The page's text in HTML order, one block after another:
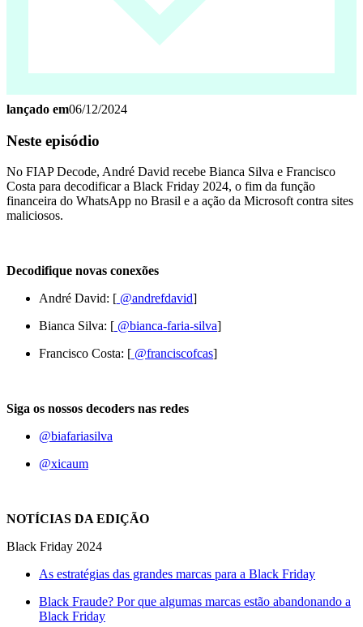
lançado em06/12/2024
Neste episódio
No FIAP Decode, André David recebe Bianca Silva e Francisco
Costa para decodificar a Black Friday 2024, o fim da função
financeira do WhatsApp no Brasil e a ação da Microsoft contra sites
maliciosos.
Decodifique novas conexões
André David: [ @andrefdavid]
Bianca Silva: [ @bianca-faria-silva]
Francisco Costa: [ @franciscofcas]
Siga os nossos decoders nas redes
@biafariasilva
@xicaum
NOTÍCIAS DA EDIÇÃO
Black Friday 2024
As estratégias das grandes marcas para a Black Friday
Black Fraude? Por que algumas marcas estão abandonando a
Black Friday